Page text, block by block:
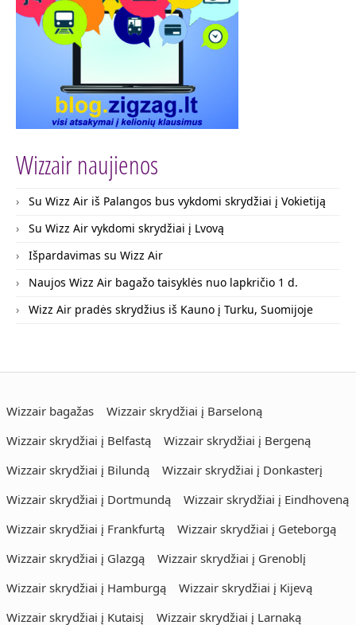
Wizzair naujienos
Su Wizz Air iš Palangos bus vykdomi skrydžiai į Vokietiją
Su Wizz Air vykdomi skrydžiai į Lvovą
Išpardavimas su Wizz Air
Naujos Wizz Air bagažo taisyklės nuo lapkričio 1 d.
Wizz Air pradės skrydžius iš Kauno į Turku, Suomijoje
Wizzair bagažas
Wizzair skrydžiai į Barseloną
Wizzair skrydžiai į Belfastą
Wizzair skrydžiai į Bergeną
Wizzair skrydžiai į Bilundą
Wizzair skrydžiai į Donkasterį
Wizzair skrydžiai į Dortmundą
Wizzair skrydžiai į Eindhoveną
Wizzair skrydžiai į Frankfurtą
Wizzair skrydžiai į Geteborgą
Wizzair skrydžiai į Glazgą
Wizzair skrydžiai į Grenoblį
Wizzair skrydžiai į Hamburgą
Wizzair skrydžiai į Kijevą
Wizzair skrydžiai į Kutaisį
Wizzair skrydžiai į Larnaką